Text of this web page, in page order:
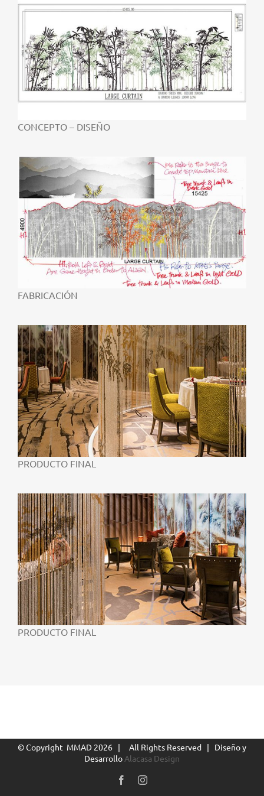
CONCEPTO – DISEÑO
FABRICACIÓN
PRODUCTO FINAL
PRODUCTO FINAL
© Copyright MMAD 2026 | All Rights Reserved | Diseño y
Desarrollo Alacasa Design
FacebookInstagram